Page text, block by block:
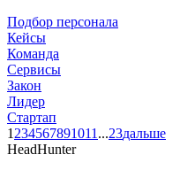
Подбор персонала
Кейсы
Команда
Сервисы
Закон
Лидер
Стартап
1 234567891011 ...23дальше
HeadHunter